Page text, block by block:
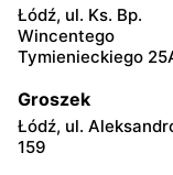
Łódź, ul. Ks. Bp.
Wincentego
Tymienieckiego
Groszek
Łódź, ul.
159